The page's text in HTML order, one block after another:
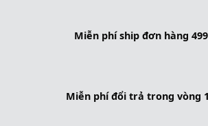
Miễn phí ship đơn hàng
Miễn phí đổi trả trong vòng